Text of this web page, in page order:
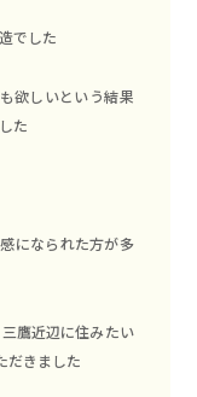
でした
欲しいという結果
た
になられた方が多
鷹近辺に住みたい
だきました